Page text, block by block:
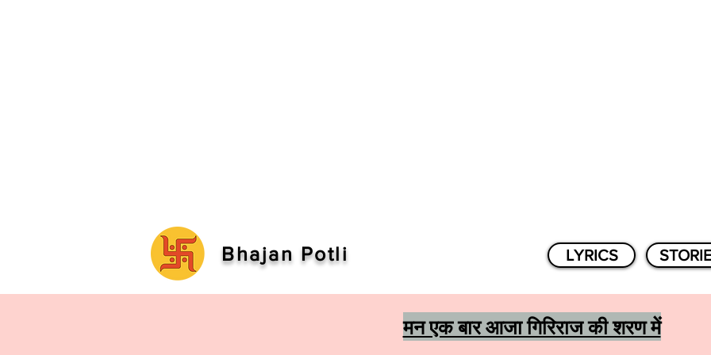
Bhajan Potli LYRICS
मन एक बार आजा गिरिराज की शरण में